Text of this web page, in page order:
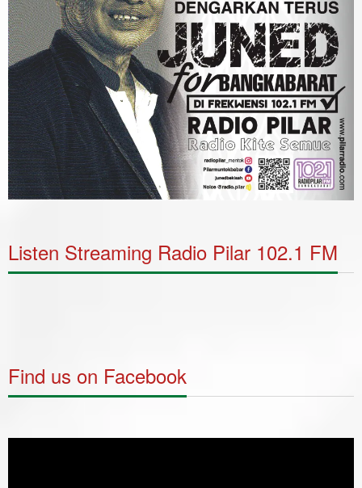
Listen Streaming Radio Pilar 102.1 FM
Find us on Facebook